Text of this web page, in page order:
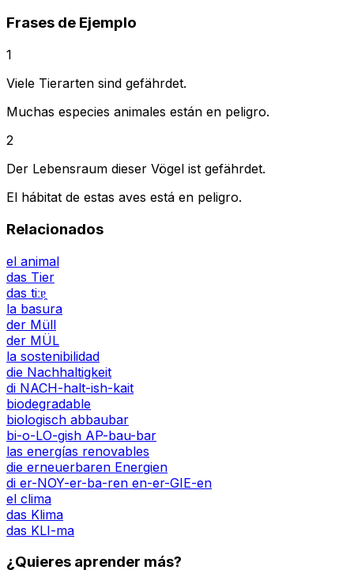
Frases de Ejemplo
1
Viele Tierarten sind gefährdet.
Muchas especies animales están en peligro.
2
Der Lebensraum dieser Vögel ist gefährdet.
El hábitat de estas aves está en peligro.
Relacionados
el animal
das Tier
das tiːɐ̯
la basura
der Müll
der MÜL
la sostenibilidad
die Nachhaltigkeit
di NACH-halt-ish-kait
biodegradable
biologisch abbaubar
bi-o-LO-gish AP-bau-bar
las energías renovables
die erneuerbaren Energien
di er-NOY-er-ba-ren en-er-GIE-en
el clima
das Klima
das KLI-ma
¿Quieres aprender más?